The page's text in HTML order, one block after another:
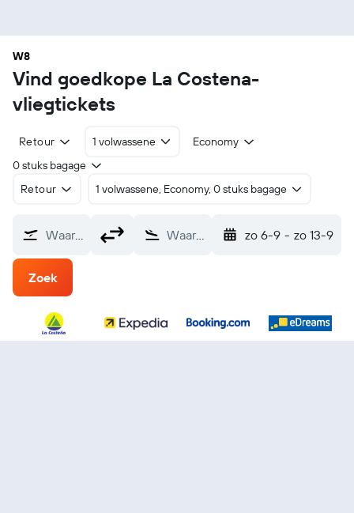
W8
Vind goedkope La Costena-
vliegtickets
Retour 1 volwassene
Economy
0 stuks bagage
Retour
1 volwassene, Economy, 0 stuks bagage
Waarvandaan? Waarheen? zo 6-9 - zo 13-9
Zoek